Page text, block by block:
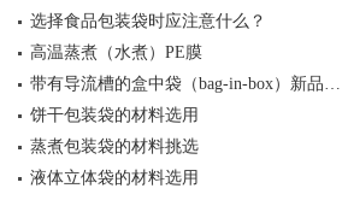
选择食品包装袋时应注意什么？
高温蒸煮（水煮）PE膜
带有导流槽的盒中袋（bag-in-box）新品…
饼干包装袋的材料选用
蒸煮包装袋的材料挑选
液体立体袋的材料选用